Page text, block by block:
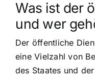
Was ist der
und wer
Der öffentliche
eine Vielzahl von
des Staates und